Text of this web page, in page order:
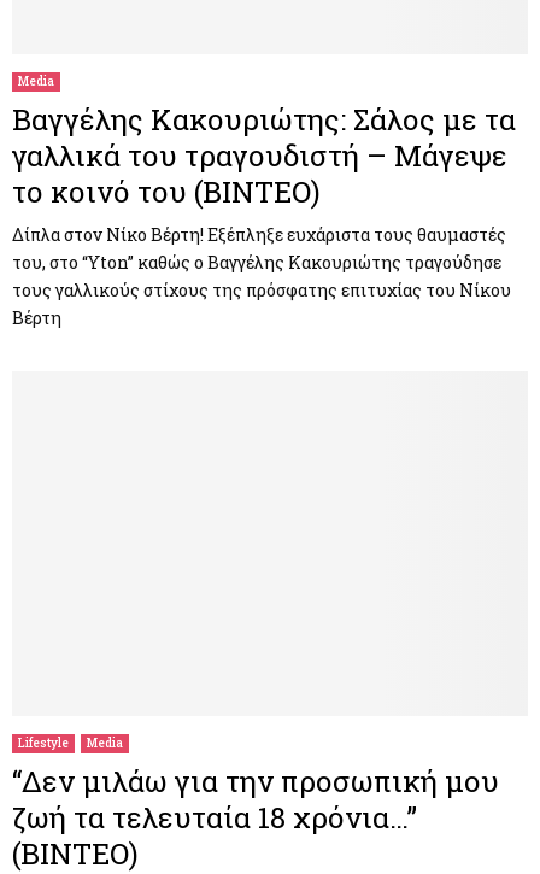
Media
Βαγγέλης Κακουριώτης: Σάλος με τα
γαλλικά του τραγουδιστή – Μάγεψε
το κοινό του (ΒΙΝΤΕΟ)
Δίπλα στον Νίκο Βέρτη! Εξέπληξε ευχάριστα τους θαυμαστές
του, στο “Yton” καθώς ο Βαγγέλης Κακουριώτης τραγούδησε
τους γαλλικούς στίχους της πρόσφατης επιτυχίας του Νίκου
Βέρτη
Lifestyle Media
“Δεν μιλάω για την προσωπική μου
ζωή τα τελευταία 18 χρόνια…”
(ΒΙΝΤΕΟ)